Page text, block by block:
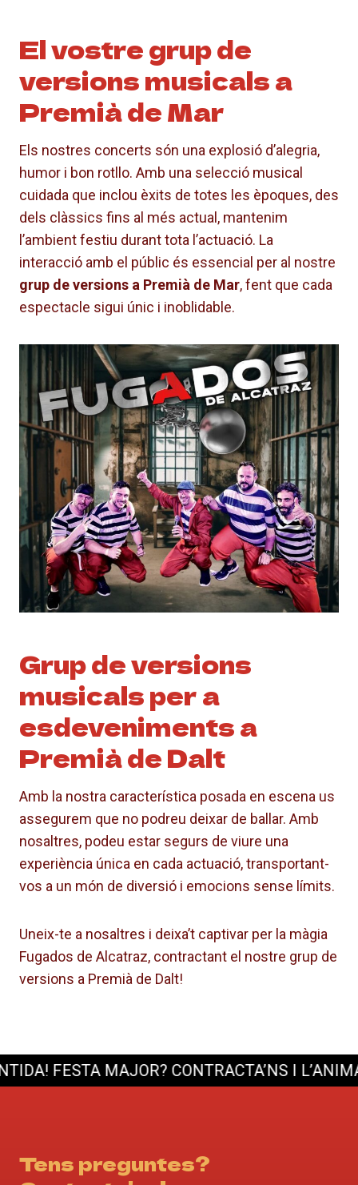
El vostre grup de
versions musicals a
Premià de Mar
Els nostres concerts són una explosió d’alegria,
humor i bon rotllo. Amb una selecció musical
cuidada que inclou èxits de totes les èpoques, des
dels clàssics fins al més actual, mantenim
l’ambient festiu durant tota l’actuació. La
interacció amb el públic és essencial per al nostre
grup de versions a Premià de Mar, fent que cada
espectacle sigui únic i inoblidable.
Grup de versions
musicals per a
esdeveniments a
Premià de Dalt
Amb la nostra característica posada en escena us
assegurem que no podreu deixar de ballar. Amb
nosaltres, podeu estar segurs de viure una
experiència única en cada actuació, transportant-
vos a un món de diversió i emocions sense límits.
Uneix-te a nosaltres i deixa’t captivar per la màgia
Fugados de Alcatraz, contractant el nostre grup de
versions a Premià de Dalt!
FESTA MAJOR? CONTRACTA’NS I
Tens preguntes?